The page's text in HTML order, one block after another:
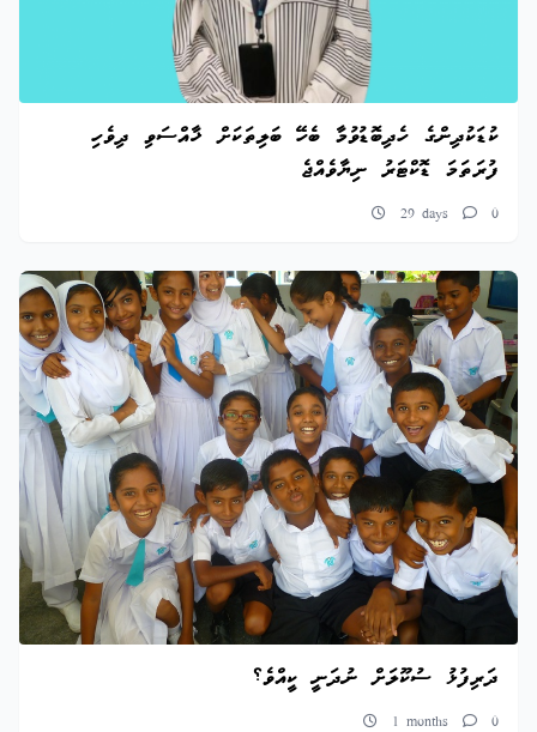
ކުޑަކުދިންގެ ހެދިބޮޑުވުމާ ބެހޭ ބަލިތަކަށް ޚާއްސަވި ދިވެހި
ފުރަތަމަ ޑޮކްޓަރު ނިޔާވެއްޖެ
29 days 0
ދަރިފުޅު ސުކޫލަށް ނުދަނީ ކީއްވެ؟
1 months 0